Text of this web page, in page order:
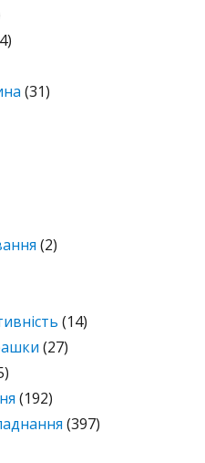
(31)
(2)
(14)
(27)
(192)
(397)